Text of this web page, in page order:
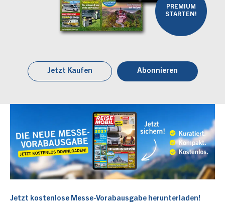
PREMIUM
STARTEN!
Jetzt Kaufen Abonnieren
Jetzt kostenlose Messe-Vorabausgabe herunterladen!